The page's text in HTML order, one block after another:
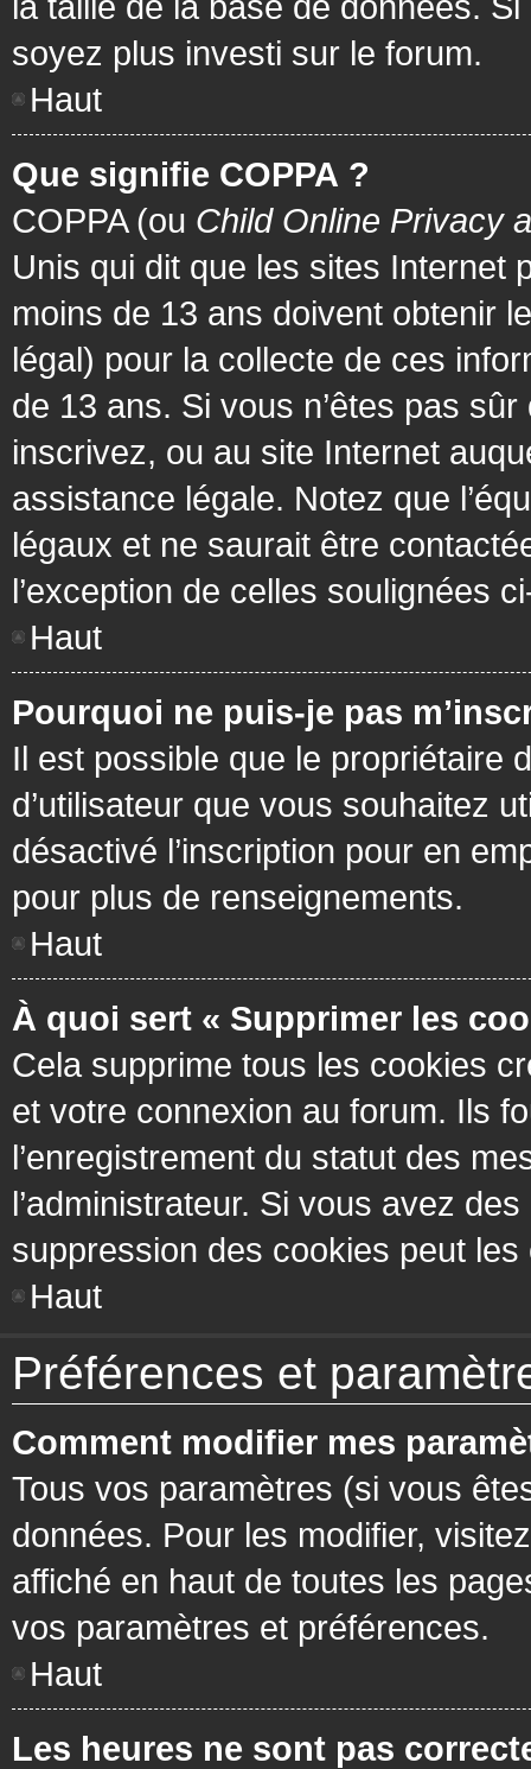
soyez plus investi sur le forum.
Haut
Que signifie COPPA ?
COPPA (ou Child Online Privacy
Unis qui dit que les sites Internet
moins de 13 ans doivent obtenir
légal) pour la collecte de ces
de 13 ans. Si vous n’êtes pas
inscrivez, ou au site Internet
assistance légale. Notez que
légaux et ne saurait être
l’exception de celles soulignées
Haut
Pourquoi ne puis-je pas
Il est possible que le propriétaire
d’utilisateur que vous souhaitez
désactivé l’inscription pour en
pour plus de renseignements.
Haut
À quoi sert « Supprimer les
Cela supprime tous les cookies
et votre connexion au forum. Ils
l’enregistrement du statut des
l’administrateur. Si vous avez
suppression des cookies peut les
Haut
Préférences et
Comment modifier mes
Tous vos paramètres (si vous
données. Pour les modifier,
affiché en haut de toutes les
vos paramètres et préférences.
Haut
Les heures ne sont pas